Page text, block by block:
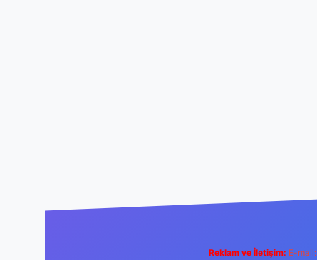
Reklam ve İletişim: E-mail: